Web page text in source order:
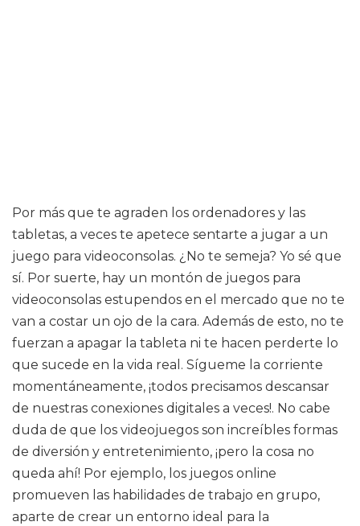
Por más que te agraden los ordenadores y las
tabletas, a veces te apetece sentarte a jugar a un
juego para videoconsolas. ¿No te semeja? Yo sé que
sí. Por suerte, hay un montón de juegos para
videoconsolas estupendos en el mercado que no te
van a costar un ojo de la cara. Además de esto, no te
fuerzan a apagar la tableta ni te hacen perderte lo
que sucede en la vida real. Sígueme la corriente
momentáneamente, ¡todos precisamos descansar
de nuestras conexiones digitales a veces!. No cabe
duda de que los videojuegos son increíbles formas
de diversión y entretenimiento, ¡pero la cosa no
queda ahí! Por ejemplo, los juegos online
promueven las habilidades de trabajo en grupo,
aparte de crear un entorno ideal para la